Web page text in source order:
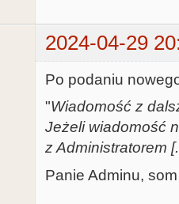
2024-04-29
Po podaniu
"Wiadomość z
Jeżeli wiadomość
z Administratorem
Panie Adminu,